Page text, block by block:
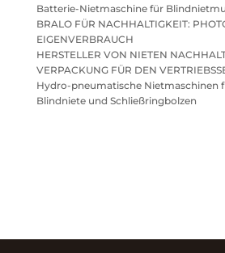
Batterie-Nietmaschine für
BRALO FÜR NACHHALTIGKEIT:
EIGENVERBRAUCH
HERSTELLER VON NIETEN
VERPACKUNG FÜR DEN
Hydro-pneumatische Nietmaschinen
Blindniete und Schließringbolzen